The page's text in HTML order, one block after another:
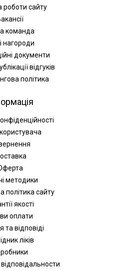
роботи сайту
команда
нагороди
документи
відгуків
політика
методики
політика сайту
якості
оплати
та відповіді
ліків